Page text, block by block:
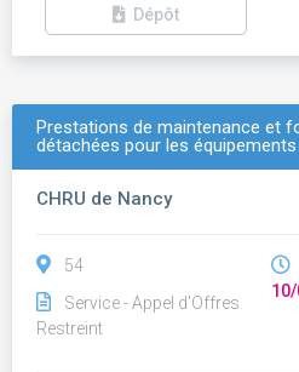
Dépôt
Prestations de maintenance et
détachées pour les
CHRU de Nancy
54
Service - Appel d'Offres
Restreint